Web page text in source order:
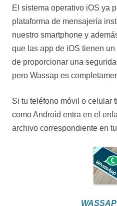
El sistema operativo iOS ya
plataforma de mensajería
nuestro smartphone y
que las app de iOS tienen
de proporcionar una
pero Wassap es
Si tu teléfono móvil o celular
como Android entra en el
archivo correspondiente en